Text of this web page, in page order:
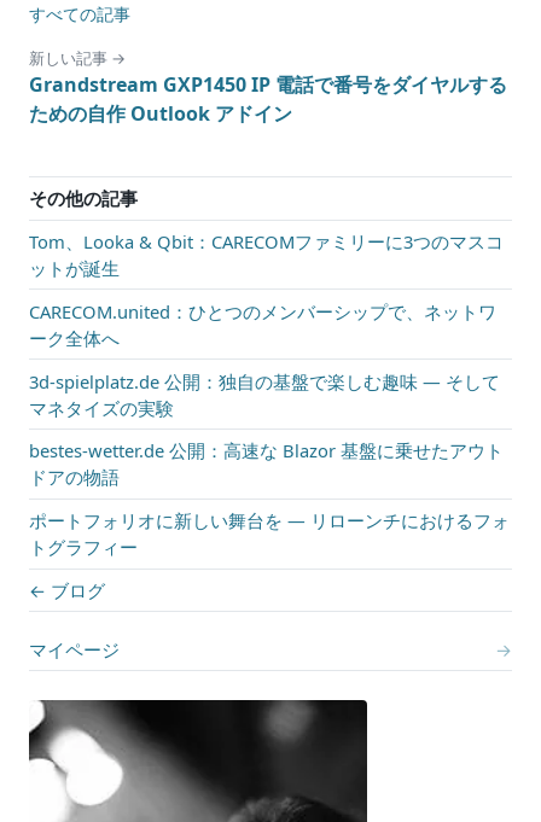
すべての記事
新しい記事 →
Grandstream GXP1450 IP 電話で番号をダイヤルする
ための自作 Outlook アドイン
その他の記事
Tom、Looka & Qbit：CARECOMファミリーに3つのマスコ
ットが誕生
CARECOM.united：ひとつのメンバーシップで、ネットワ
ーク全体へ
3d-spielplatz.de 公開：独自の基盤で楽しむ趣味 — そして
マネタイズの実験
bestes-wetter.de 公開：高速な Blazor 基盤に乗せたアウト
ドアの物語
ポートフォリオに新しい舞台を — リローンチにおけるフォ
トグラフィー
← ブログ
マイページ →